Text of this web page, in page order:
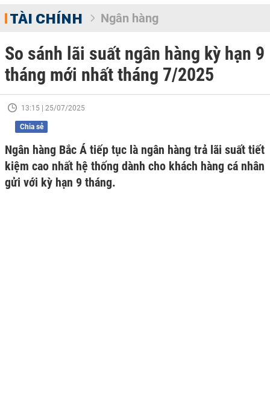
TÀI CHÍNH Ngân hàng
So sánh lãi suất ngân hàng kỳ hạn 9
tháng mới nhất tháng 7/2025
13:15 | 25/07/2025
Chia sẻ
Ngân hàng Bắc Á tiếp tục là ngân hàng trả lãi suất tiết
kiệm cao nhất hệ thống dành cho khách hàng cá nhân
gửi với kỳ hạn 9 tháng.